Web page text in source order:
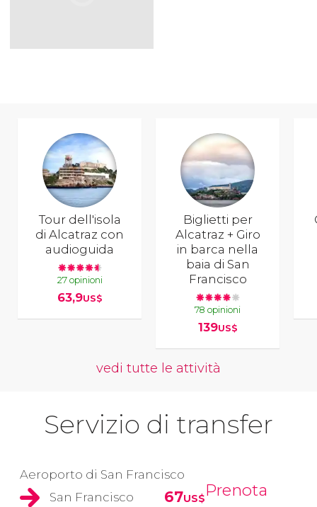
Tour dell'isola
di Alcatraz con
audioguida
27 opinioni
63,9US$
Biglietti per
Alcatraz + Giro
in barca nella
baia di San
Francisco
78 opinioni
139US$
vedi tutte le attività
Servizio di transfer
Aeroporto di San Francisco
San Francisco
67US$Prenota